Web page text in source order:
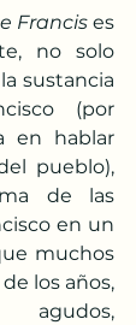
Francis es
no solo
sustancia
(por
en hablar
pueblo),
de las
en un
muchos
los años,